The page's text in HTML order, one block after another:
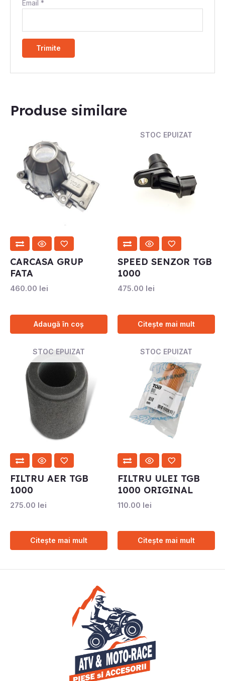
Email*
Produse similare
CARCASA GRUP
FATA
460.00 lei
Adaugă în coș
STOC EPUIZAT
SPEED SENZOR TGB
1000
475.00 lei
Citește mai mult
STOC EPUIZAT
FILTRU AER TGB
1000
275.00 lei
Citește mai mult
STOC EPUIZAT
FILTRU ULEI TGB
1000 ORIGINAL
110.00 lei
Citește mai mult